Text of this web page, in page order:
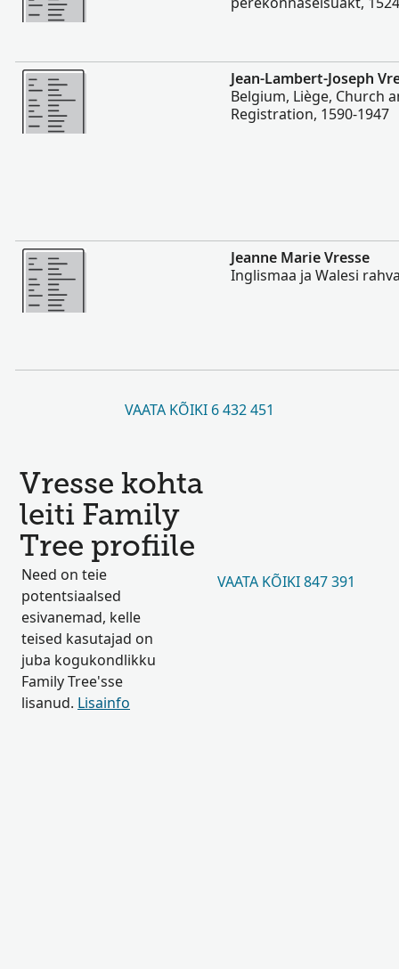
Rohkem
Jean-Lambert-Joseph
Belgium, Liège, Church
Registration, 1590-1947
Rohkem
Jeanne Marie Vresse
Inglismaa ja Walesi
VAATA KÕIKI 6 432 451
Vresse kohta
leiti Family
Tree profiile
Need on teie
potentsiaalsed
esivanemad, kelle
teised kasutajad on
juba kogukondlikku
Family Tree'sse
lisanud. Lisainfo
VAATA KÕIKI 847 391